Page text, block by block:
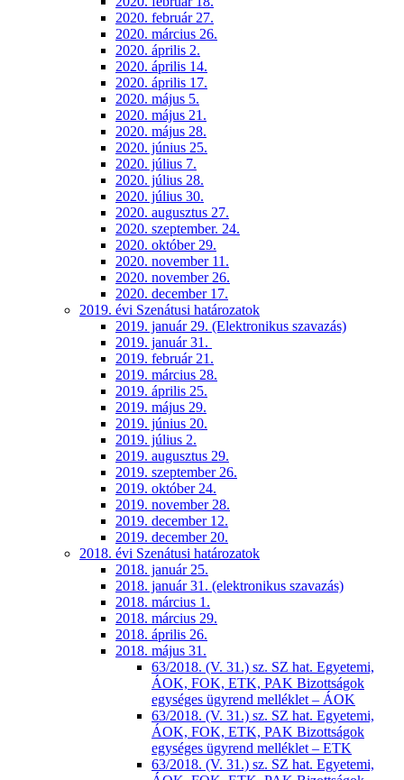
2020. február 27.
2020. március 26.
2020. április 2.
2020. április 14.
2020. április 17.
2020. május 5.
2020. május 21.
2020. május 28.
2020. június 25.
2020. július 7.
2020. július 28.
2020. július 30.
2020. augusztus 27.
2020. szeptember. 24.
2020. október 29.
2020. november 11.
2020. november 26.
2020. december 17.
2019. évi Szenátusi határozatok
2019. január 29. (Elektronikus szavazás)
2019. január 31.
2019. február 21.
2019. március 28.
2019. április 25.
2019. május 29.
2019. június 20.
2019. július 2.
2019. augusztus 29.
2019. szeptember 26.
2019. október 24.
2019. november 28.
2019. december 12.
2019. december 20.
2018. évi Szenátusi határozatok
2018. január 25.
2018. január 31. (elektronikus szavazás)
2018. március 1.
2018. március 29.
2018. április 26.
2018. május 31.
63/2018. (V. 31.) sz. SZ hat. Egyetemi,
ÁOK, FOK, ETK, PAK Bizottságok
egységes ügyrend melléklet – ÁOK
63/2018. (V. 31.) sz. SZ hat. Egyetemi,
ÁOK, FOK, ETK, PAK Bizottságok
egységes ügyrend melléklet – ETK
63/2018. (V. 31.) sz. SZ hat. Egyetemi,